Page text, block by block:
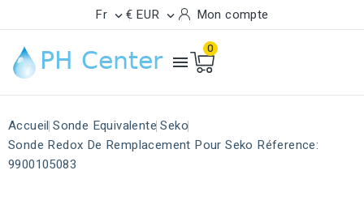
Fr  € EUR  Mon compte

0
Accueil Sonde Equivalente Seko
Sonde Redox De Remplacement Pour Seko Réference:
9900105083